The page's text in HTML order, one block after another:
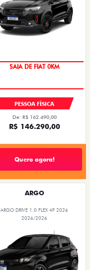
PESSOA FÍSICA
De: R$ 162.490,00
R$ 146.290,00
Quero agora!
ARGO
ARGO DRIVE 1.0 FLEX 4P 2026
2026/2026